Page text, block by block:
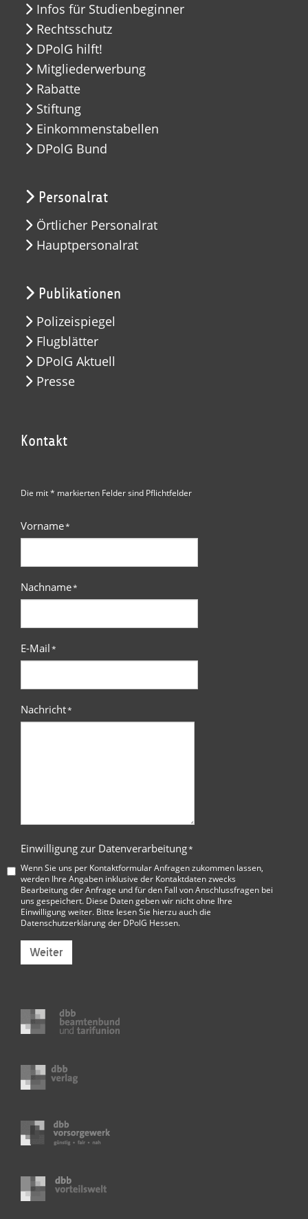
Infos für Studienbeginner
Rechtsschutz
DPolG hilft!
Mitgliederwerbung
Rabatte
Stiftung
Einkommenstabellen
DPolG Bund
Personalrat
Örtlicher Personalrat
Hauptpersonalrat
Publikationen
Polizeispiegel
Flugblätter
DPolG Aktuell
Presse
Kontakt
Die mit * markierten Felder sind Pflichtfelder
Vorname*
Nachname*
E-Mail*
Nachricht*
Einwilligung zur Datenverarbeitung*
Wenn Sie uns per Kontaktformular Anfragen zukommen lassen,
werden Ihre Angaben inklusive der Kontaktdaten zwecks
Bearbeitung der Anfrage und für den Fall von Anschlussfragen bei
uns gespeichert. Diese Daten geben wir nicht ohne Ihre
Einwilligung weiter. Bitte lesen Sie hierzu auch die
Datenschutzerklärung der DPolG Hessen.
Weiter